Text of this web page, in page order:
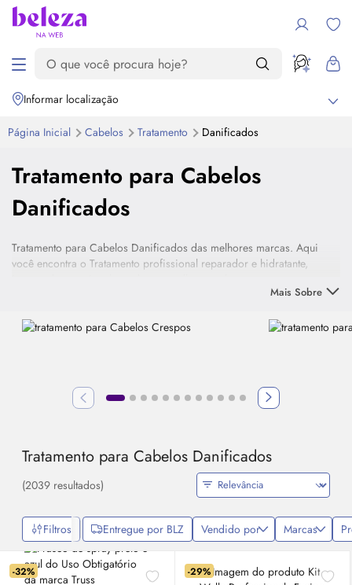
Informar localização
Página Inicial Cabelos Tratamento Danificados
Tratamento para Cabelos
Danificados
Tratamento para Cabelos Danificados das melhores marcas. Aqui
você encontra o Tratamento profissional reparador e hidratante,
cabelo danificado, com ou sem química. Escolha o seu e recupere a
Mais Sobre
Tratamento para Cabelos Danificados
(2039 resultados)
Filtros Entregue por BLZ Vendido por Marcas
-32% -29%